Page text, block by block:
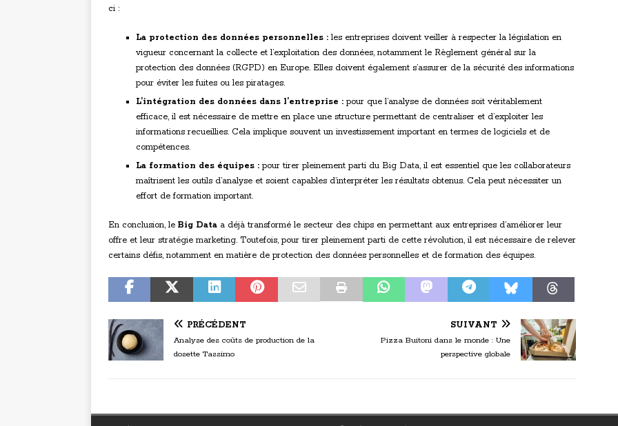
ci :
La protection des données personnelles : les entreprises doivent veiller à respecter la législation en
vigueur concernant la collecte et l’exploitation des données, notamment le Règlement général sur la
protection des données (RGPD) en Europe. Elles doivent également s’assurer de la sécurité des informations
pour éviter les fuites ou les piratages.
L’intégration des données dans l’entreprise : pour que l’analyse de données soit véritablement
efficace, il est nécessaire de mettre en place une structure permettant de centraliser et d’exploiter les
informations recueillies. Cela implique souvent un investissement important en termes de logiciels et de
compétences.
La formation des équipes : pour tirer pleinement parti du Big Data, il est essentiel que les collaborateurs
maîtrisent les outils d’analyse et soient capables d’interpréter les résultats obtenus. Cela peut nécessiter un
effort de formation important.
En conclusion, le Big Data a déjà transformé le secteur des chips en permettant aux entreprises d’améliorer leur
offre et leur stratégie marketing. Toutefois, pour tirer pleinement parti de cette révolution, il est nécessaire de relever
certains défis, notamment en matière de protection des données personnelles et de formation des équipes.
PRÉCÉDENT
Analyse des coûts de production de la
dosette Tassimo
SUIVANT
Pizza Buitoni dans le monde : Une
perspective globale